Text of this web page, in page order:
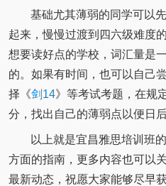
基础尤其薄弱的同学可以
起来，慢慢过渡到四六级难度
想要读好点的学校，词汇量是
的。如果有时间，也可以自己
择《剑14》等考试考题，在规
分，找出自己的薄弱点以便日
以上就是宜昌雅思培训班
方面的指南，更多内容也可以
最新动态，祝愿大家能够尽早